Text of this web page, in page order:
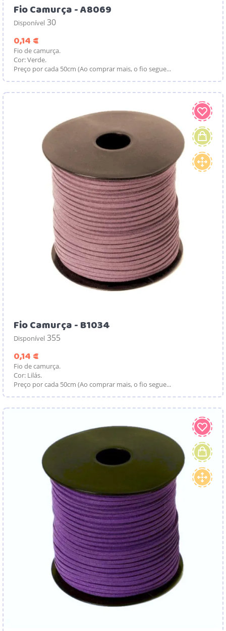
Fio Camurça - A8069
Disponível 30
0,14 €
Fio de camurça.
Cor: Verde.
Preço por cada 50cm (Ao comprar mais, o fio segue...
Fio Camurça - B1034
Disponível 355
0,14 €
Fio de camurça.
Cor: Lilás.
Preço por cada 50cm (Ao comprar mais, o fio segue...